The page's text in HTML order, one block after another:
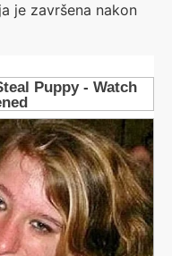
je završena nakon